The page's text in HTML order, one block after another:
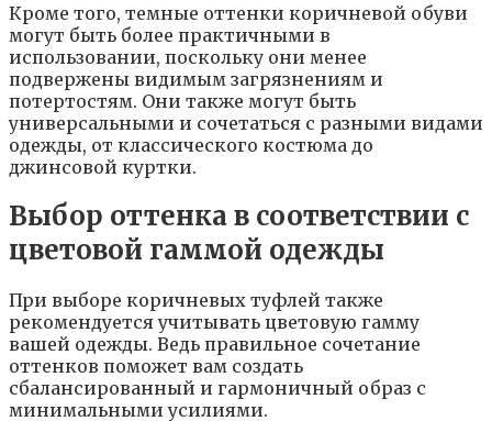
Кроме того, темные оттенки коричневой обуви
могут быть более практичными в
использовании, поскольку они менее
подвержены видимым загрязнениям и
потертостям. Они также могут быть
универсальными и сочетаться с разными видами
одежды, от классического костюма до
джинсовой куртки.
Выбор оттенка в соответствии с
цветовой гаммой одежды
При выборе коричневых туфлей также
рекомендуется учитывать цветовую гамму
вашей одежды. Ведь правильное сочетание
оттенков поможет вам создать
сбалансированный и гармоничный образ с
минимальными усилиями.